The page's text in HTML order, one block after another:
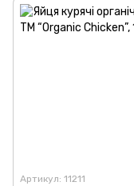
Артикул: 11211